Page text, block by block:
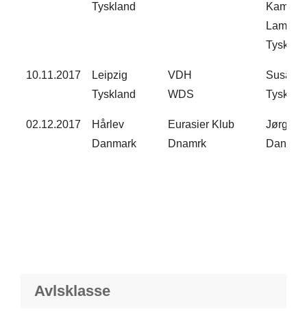
Tyskland​
10.11.2017​
Leipzig
Tyskland​
VDH
WDS​
02.12.2017​
Hårlev
Danmark​
Eurasier Klub
Dnamrk​
Jørgen
Avlsklasse